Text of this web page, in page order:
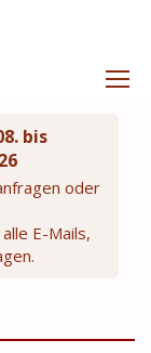
bis
oder
E-Mails,